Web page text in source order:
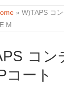
» W)TAPS コ
M
コン
コート